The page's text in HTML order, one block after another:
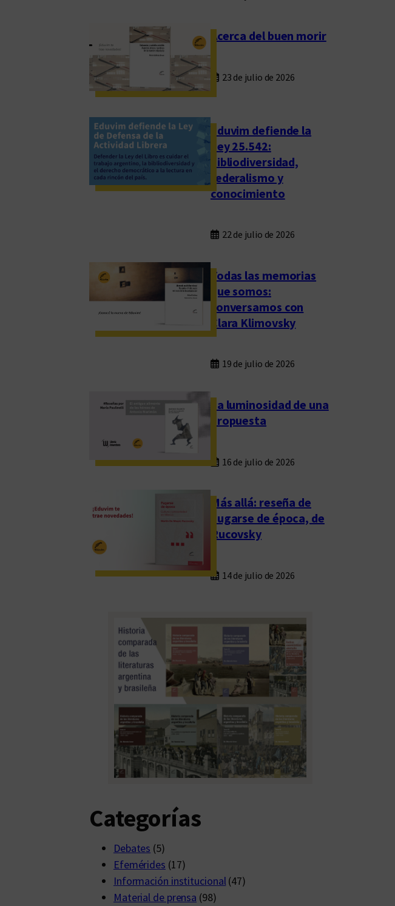
Acerca del buen morir
23 de julio de 2026
Eduvim defiende la
Ley 25.542:
bibliodiversidad,
federalismo y
conocimiento
22 de julio de 2026
Todas las memorias
que somos:
conversamos con
Clara Klimovsky
19 de julio de 2026
La luminosidad de una
propuesta
16 de julio de 2026
Más allá: reseña de
Fugarse de época, de
Rucovsky
14 de julio de 2026
Categorías
Debates (5)
Efemérides (17)
Información institucional(47)
Material de prensa (98)